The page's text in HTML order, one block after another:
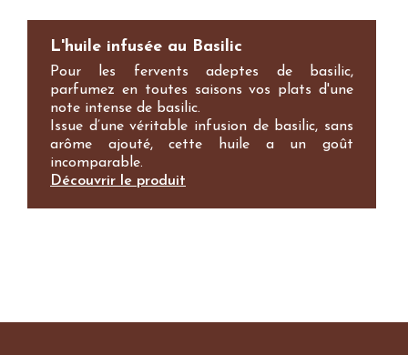
L'huile infusée au Basilic
Pour les fervents adeptes de basilic,
parfumez en toutes saisons vos plats d'une
note intense de basilic.
Issue d’une véritable infusion de basilic, sans
arôme ajouté, cette huile a un goût
incomparable.
Découvrir le produit